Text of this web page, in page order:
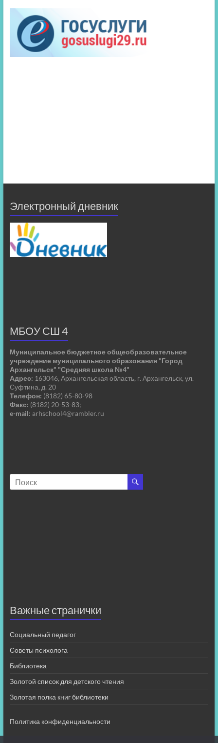
Электронный дневник
МБОУ СШ 4
Муниципальное бюджетное общеобразовательное
учреждение муниципального образования "Город
Архангельск" "Средняя школа №4"
Адрес: 163046, Архангельская область, г. Архангельск, ул.
Суфтина, д. 20
Телефон: (8182) 65-80-98
Факс: (8182) 20-53-83;
e-mail: arhschool4@rambler.ru
Важные странички
Социальный педагог
Советы психолога
Библиотека
Золотой список для детского чтения
Золотая полка книг библиотеки
Политика конфиденциальности